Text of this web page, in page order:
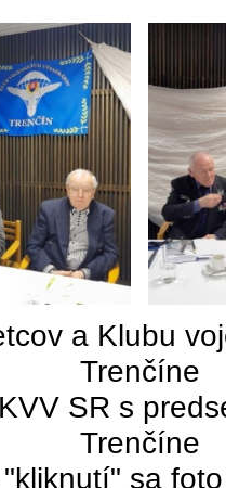
a Klubu
Trenčíne
SR s
Trenčíne
sa